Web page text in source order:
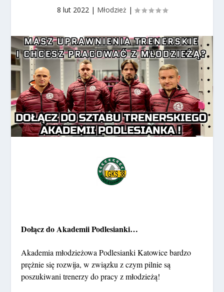
8 lut 2022| Młodzież |
Dołącz do Akademii Podlesianki…
Akademia młodzieżowa Podlesianki Katowice bardzo
prężnie się rozwija, w związku z czym pilnie są
poszukiwani trenerzy do pracy z młodzieżą!